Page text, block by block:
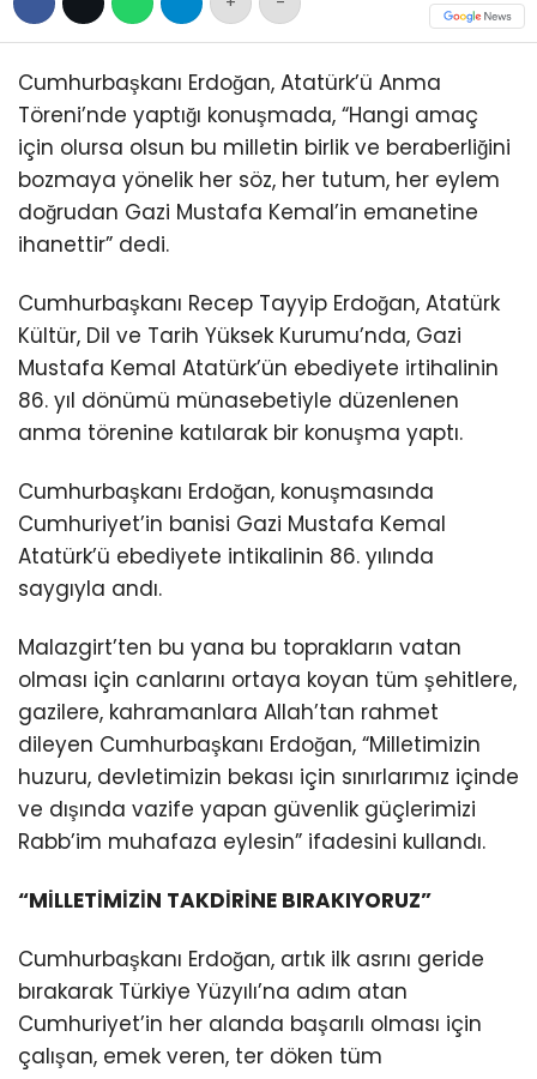
Cumhurbaşkanı Erdoğan, Atatürk’ü Anma
Töreni’nde yaptığı konuşmada, “Hangi amaç
için olursa olsun bu milletin birlik ve beraberliğini
bozmaya yönelik her söz, her tutum, her eylem
doğrudan Gazi Mustafa Kemal’in emanetine
ihanettir” dedi.
Cumhurbaşkanı Recep Tayyip Erdoğan, Atatürk
Kültür, Dil ve Tarih Yüksek Kurumu’nda, Gazi
Mustafa Kemal Atatürk’ün ebediyete irtihalinin
86. yıl dönümü münasebetiyle düzenlenen
anma törenine katılarak bir konuşma yaptı.
Cumhurbaşkanı Erdoğan, konuşmasında
Cumhuriyet’in banisi Gazi Mustafa Kemal
Atatürk’ü ebediyete intikalinin 86. yılında
saygıyla andı.
Malazgirt’ten bu yana bu toprakların vatan
olması için canlarını ortaya koyan tüm şehitlere,
gazilere, kahramanlara Allah’tan rahmet
dileyen Cumhurbaşkanı Erdoğan, “Milletimizin
huzuru, devletimizin bekası için sınırlarımız içinde
ve dışında vazife yapan güvenlik güçlerimizi
Rabb’im muhafaza eylesin” ifadesini kullandı.
“MİLLETİMİZİN TAKDİRİNE BIRAKIYORUZ”
Cumhurbaşkanı Erdoğan, artık ilk asrını geride
bırakarak Türkiye Yüzyılı’na adım atan
Cumhuriyet’in her alanda başarılı olması için
çalışan, emek veren, ter döken tüm